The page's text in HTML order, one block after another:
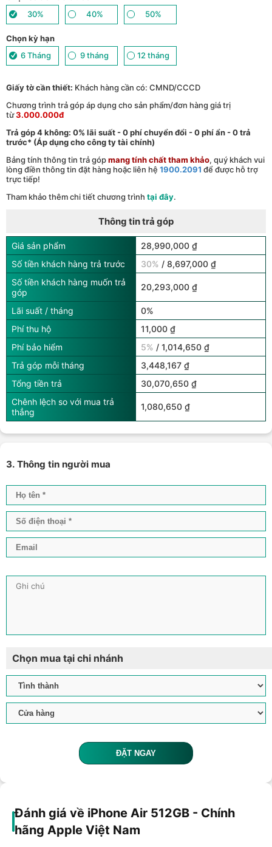
30%
40% 50%
Chọn kỳ hạn
6 Tháng
9 tháng 12 tháng
Giấy tờ cần thiết: Khách hàng cần có: CMND/CCCD
Chương trình trả góp áp dụng cho sản phẩm/đơn hàng giá trị
từ3.000.000đ
Trả góp 4 không: 0% lãi suất - 0 phí chuyển đổi - 0 phí ẩn - 0 trả
trước* (Áp dụng cho công ty tài chính)
Bảng tính thông tin trả gópmang tính chất tham khảo, quý khách vui
lòng điền thông tin đặt hàng hoặc liên hệ 1900.2091 để được hỗ trợ
trực tiếp!
Tham khảo thêm chi tiết chương trình tại đây.
Thông tin trả góp
Giá sản phẩm
28,990,000 ₫
Số tiền khách hàng trả trước
30% / 8,697,000 ₫
Số tiền khách hàng muốn trả
góp
20,293,000 ₫
Lãi suất / tháng
0%
Phí thu hộ
11,000 ₫
Phí bảo hiểm
5% / 1,014,650 ₫
Trả góp mỗi tháng
3,448,167 ₫
Tổng tiền trả
30,070,650 ₫
Chênh lệch so với mua trả
thẳng
1,080,650 ₫
3. Thông tin người mua
Chọn mua tại chi nhánh
ĐẶT NGAY
Đánh giá về iPhone Air 512GB - Chính
hãng Apple Việt Nam